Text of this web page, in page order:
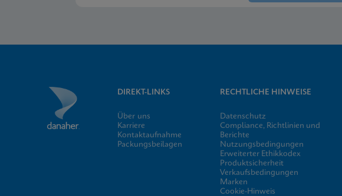
DIREKT-LINKS
Über uns
Karriere
Kontaktaufnahme
Packungsbeilagen
RECHTLICHE HINWEISE
Datenschutz
Compliance, Richtlinien und
Berichte
Nutzungsbedingungen
Erweiterter Ethikkodex
Produktsicherheit
Verkaufsbedingungen
Marken
Cookie-Hinweis